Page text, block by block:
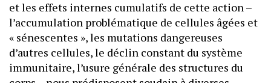
et les effets internes cumulatifs de cette action –
l’accumulation problématique de cellules âgées et
« sénescentes », les mutations dangereuses
d’autres cellules, le déclin constant du système
immunitaire, l’usure générale des structures du